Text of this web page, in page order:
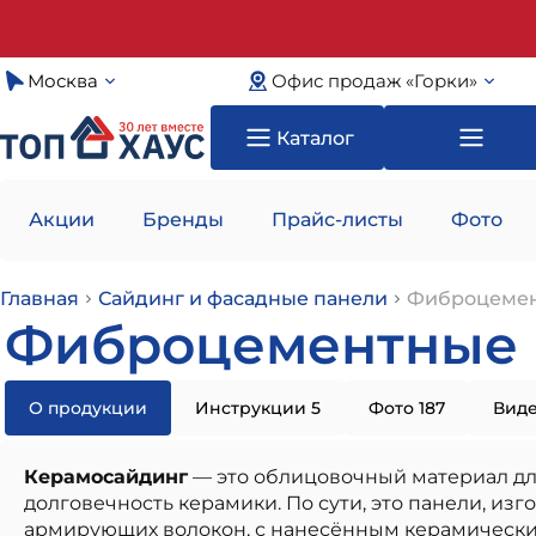
Москва Офис продаж «Горки»
Каталог
Акции Бренды Прайс-листы Фото
Главная Сайдинг и фасадные панели
Фиброцементные
О продукции Инструкции 5 Фото 187
Керамосайдинг — это облицовочный материал
долговечность керамики. По сути, это панели,
армирующих волокон, с нанесённым